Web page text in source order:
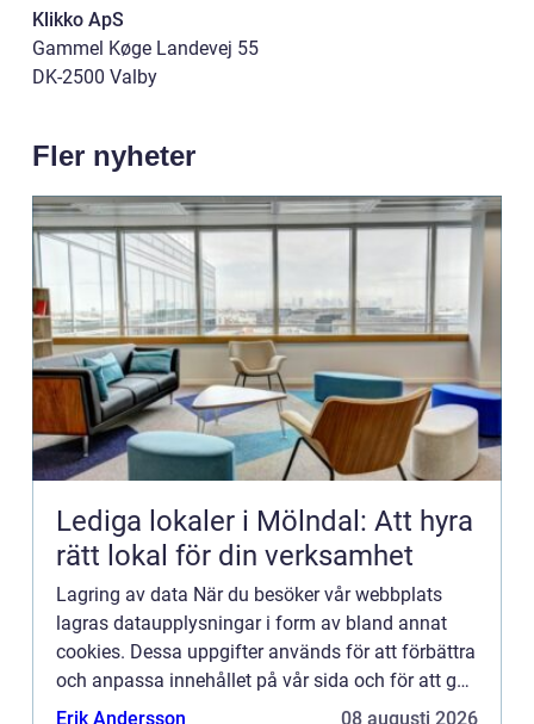
Klikko ApS
Gammel Køge Landevej 55
DK-2500 Valby
Fler nyheter
Lediga lokaler i Mölndal: Att hyra
rätt lokal för din verksamhet
Lagring av data När du besöker vår webbplats
lagras dataupplysningar i form av bland annat
cookies. Dessa uppgifter används för att förbättra
och anpassa innehållet på vår sida och för att ge
dig så bra information som möjligt. Om du inte vill
Erik Andersson 08 augusti 2026